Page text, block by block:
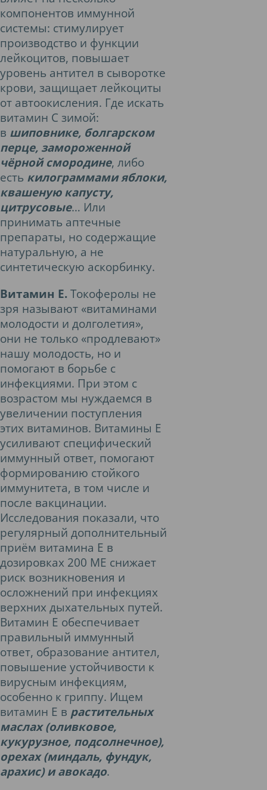
компонентов иммунной
системы: стимулирует
производство и функции
лейкоцитов, повышает
уровень антител в сыворотке
крови, защищает лейкоциты
от автоокисления. Где искать
витамин С зимой:
в шиповнике, болгарском
перце, замороженной
чёрной смородине, либо
есть килограммами яблоки,
квашеную капусту,
цитрусовые… Или
принимать аптечные
препараты, но содержащие
натуральную, а не
синтетическую аскорбинку.
Витамин Е. Токоферолы не
зря называют «витаминами
молодости и долголетия»,
они не только «продлевают»
нашу молодость, но и
помогают в борьбе с
инфекциями. При этом с
возрастом мы нуждаемся в
увеличении поступления
этих витаминов. Витамины Е
усиливают специфический
иммунный ответ, помогают
формированию стойкого
иммунитета, в том числе и
после вакцинации.
Исследования показали, что
регулярный дополнительный
приём витамина Е в
дозировках 200 МЕ снижает
риск возникновения и
осложнений при инфекциях
верхних дыхательных путей.
Витамин Е обеспечивает
правильный иммунный
ответ, образование антител,
повышение устойчивости к
вирусным инфекциям,
особенно к гриппу. Ищем
витамин Е в растительных
маслах (оливковое,
кукурузное, подсолнечное),
орехах (миндаль, фундук,
арахис) и авокадо.